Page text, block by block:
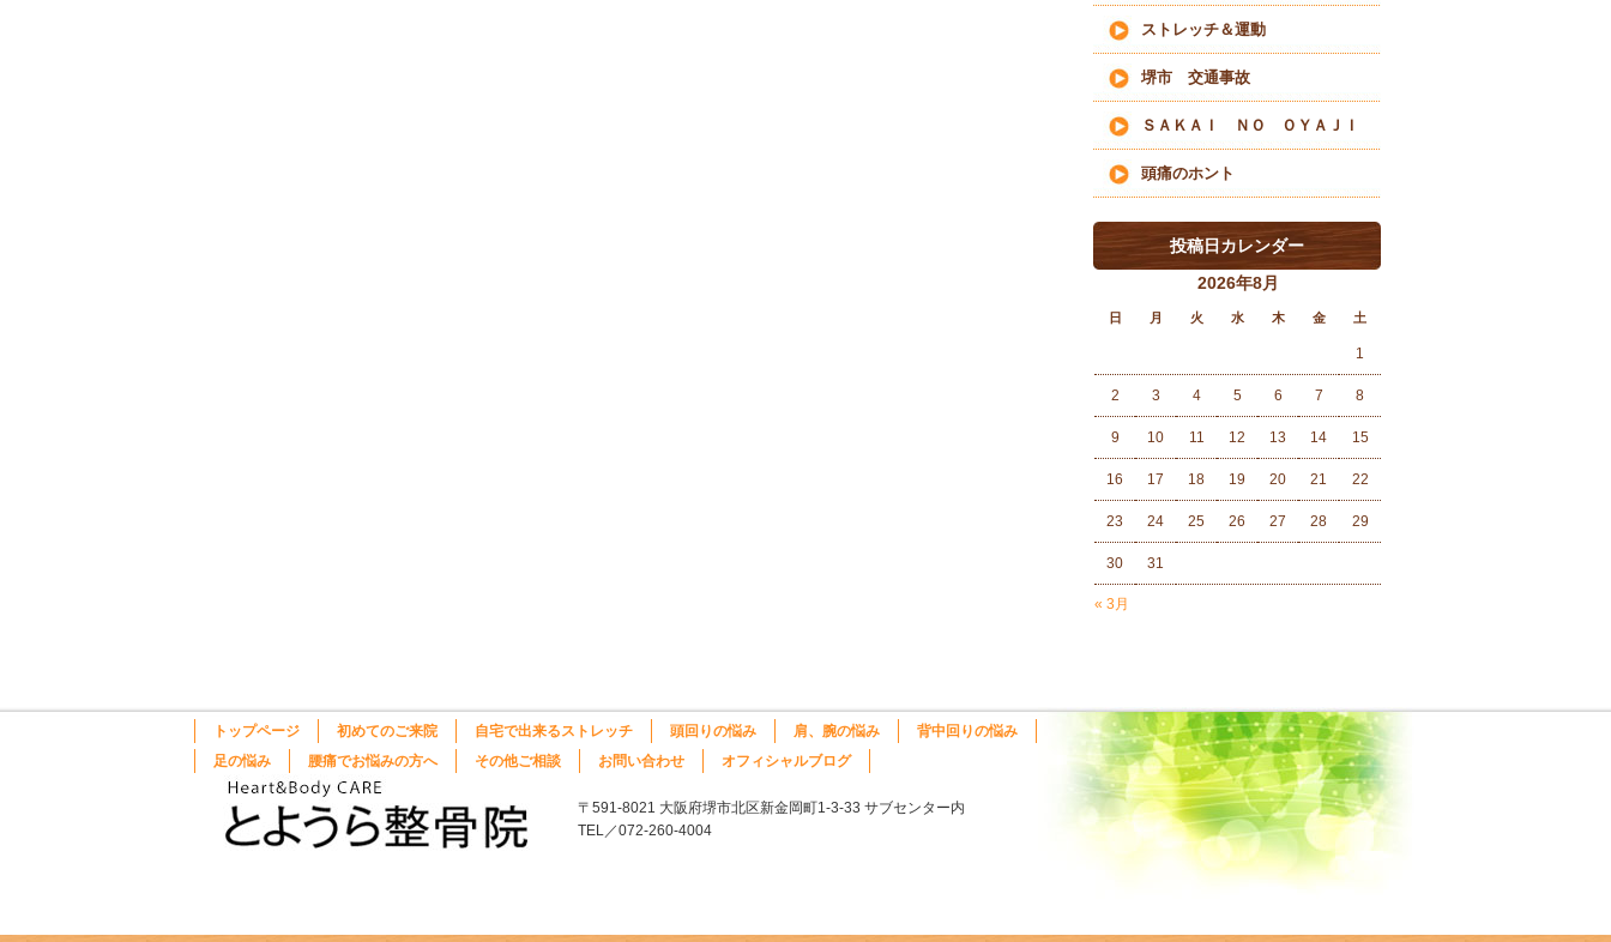
ストレッチ＆運動
堺市 交通事故
ＳＡＫＡＩ ＮＯ ＯＹＡＪＩ
頭痛のホント
投稿日カレンダー
2026年8月
日 月 火 水 木 金 土
« 3月
1
2 3 4 5 6 7 8
9 10 11 12 13 14 15
16 17 18 19 20 21 22
23 24 25 26 27 28 29
30 31
トップページ 初めてのご来院 自宅で出来るストレッチ 頭回りの悩み 肩、腕の悩み
背中回りの悩み
足の悩み
腰痛でお悩みの方へ その他ご相談 お問い合わせ オフィシャルブログ
〒591-8021 大阪府堺市北区新金岡町1-3-33 サブセンター内
TEL／072-260-4004